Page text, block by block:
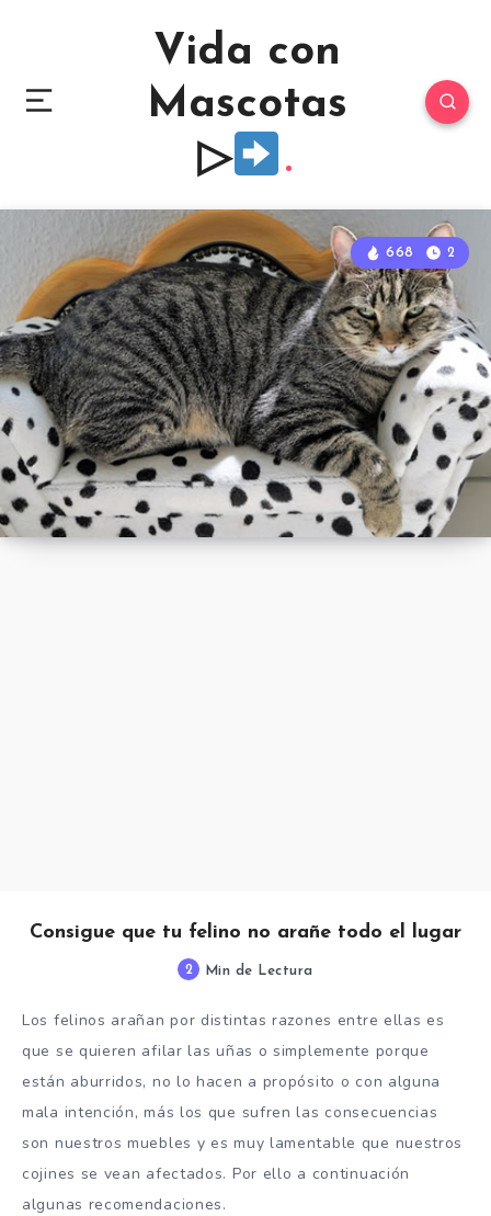
Vida con
Mascotas
▷
Consigue que tu felino no arañe todo el lugar
668 2
2 Min de Lectura
Los felinos arañan por distintas razones entre ellas es
que se quieren afilar las uñas o simplemente porque
están aburridos, no lo hacen a propósito o con alguna
mala intención, más los que sufren las consecuencias
son nuestros muebles y es muy lamentable que nuestros
cojines se vean afectados. Por ello a continuación
algunas recomendaciones.